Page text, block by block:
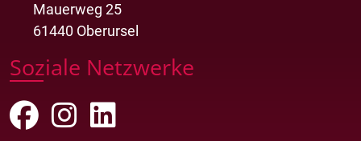
Mauerweg 25
61440 Oberursel
Soziale Netzwerke